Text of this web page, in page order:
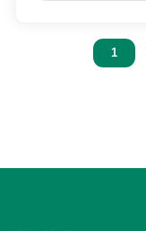
Vous
1